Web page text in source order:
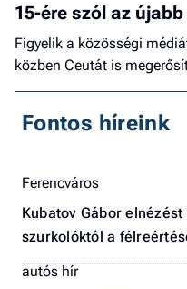
15-ére szól az
Figyelik a közösségi
közben Ceutát is
Fontos híreink
Ferencváros
Kubatov Gábor
szurkolóktól a
autós hír